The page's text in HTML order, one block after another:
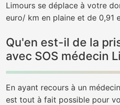
Limours se déplace à votre
euro/ km en plaine et de 0,91
Qu'en est-il de la
avec SOS médecin
En ayant recours à un
est tout à fait possible pour